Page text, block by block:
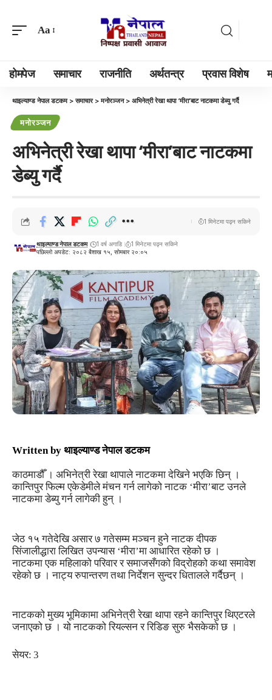
Aa
होमपेज समाचार राजनीति अर्थतन्त्र प्रवास विशेष
थाइल्याण्ड नेपाल डटकम>समाचार>मनोरञ्जन> अभिनेत्री रेखा थापा ‘मीरा’बाट नाटकमा डेब्यु गर्दै
मनोरञ्जन
अभिनेत्री रेखा थापा ‘मीरा’बाट नाटकमा
डेब्यु गर्दै
पछिल्लो अपडेट: २०८२ बैशाख १५, सोमबार २०:०५
थाइल्याण्ड नेपाल डटकम 1 वर्ष अगाडि 1 मिनेटमा पढ्न सकिने
1 मिनेटमा पढ्न सकिने
Written by थाइल्याण्ड नेपाल डटकम
काठमाडौँ । अभिनेत्री रेखा थापाले नाटकमा देखिने भएकि छिन् ।
कान्तिपुर फिल्म एकेडेमीले मंचन गर्न लागेको नाटक ‘मीरा’बाट उनले
नाटकमा डेब्यु गर्न लागेकी हुन् ।
जेठ १५ गतेदेखि असार ७ गतेसम्म मञ्चन हुने नाटक दीपक
सिंजालीद्धारा लिखित उपन्यास ‘मीरा’मा आधारित रहेको छ ।
नाटकमा एक महिलाको परिवार र समाजसँगको विद्रोहको कथा समावेश
रहेको छ । नाट्य रुपान्तरण तथा निर्देशन सुन्दर धितालले गर्दैछन् ।
नाटकको मुख्य भूमिकामा अभिनेत्री रेखा थापा रहने कान्तिपुर थिएटरले
जनाएको छ । यो नाटकको रियल्सन र रिडिङ सुरु भैसकेको छ ।
सेयर: 3